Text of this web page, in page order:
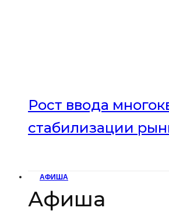
Рост ввода
стабилизации
АФИША
Афиша